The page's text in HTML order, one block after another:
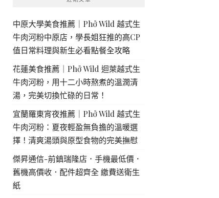
中原大學美食推薦｜Phở Wild 越式生
牛肉河粉中原店，學長姐狂推的高CP
值日常料理與新生必看點餐全攻略
花蓮美食推薦｜Phở Wild 迴萊越式生
牛肉河粉，用十二小時熬煮的溫潤清
湯，完美切換忙碌的日常！
宜蘭羅東宵夜推薦｜Phở Wild 越式生
牛肉河粉：夏夜輕盈無負擔的溫暖選
擇！清爽湯頭與原型食物的完美撫慰
傑昇通信-前鎮瑞隆店．手機最低價．
舊機高價收．配件超齊全 繳費送衛生
紙